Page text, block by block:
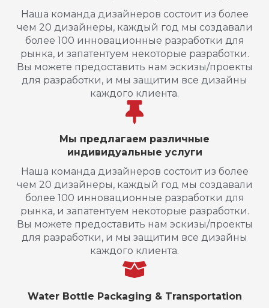
Наша команда дизайнеров состоит из более
чем 20 дизайнеры, каждый год мы создавали
более 100 инновационные разработки для
рынка, и запатентуем некоторые разработки.
Вы можете предоставить нам эскизы/проекты
для разработки, и мы защитим все дизайны
каждого клиента.
Мы предлагаем различные
индивидуальные услуги
Наша команда дизайнеров состоит из более
чем 20 дизайнеры, каждый год мы создавали
более 100 инновационные разработки для
рынка, и запатентуем некоторые разработки.
Вы можете предоставить нам эскизы/проекты
для разработки, и мы защитим все дизайны
каждого клиента.
Water Bottle Packaging & Transportation